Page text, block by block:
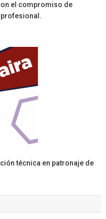
el compromiso de
técnica en patronaje de